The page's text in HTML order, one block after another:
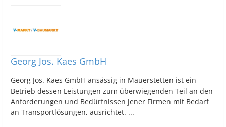
Georg Jos. Kaes GmbH
Georg Jos. Kaes GmbH ansässig in Mauerstetten ist ein
Betrieb dessen Leistungen zum überwiegenden Teil an den
Anforderungen und Bedürfnissen jener Firmen mit Bedarf
an Transportlösungen, ausrichtet. ...